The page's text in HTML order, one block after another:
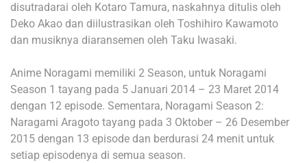
disutradarai oleh Kotaro Tamura, naskahnya ditulis oleh
Deko Akao dan diilustrasikan oleh Toshihiro Kawamoto
dan musiknya diaransemen oleh Taku Iwasaki.
Anime Noragami memiliki 2 Season, untuk Noragami
Season 1 tayang pada 5 Januari 2014 – 23 Maret 2014
dengan 12 episode. Sementara, Noragami Season 2:
Naragami Aragoto tayang pada 3 Oktober – 26 Desember
2015 dengan 13 episode dan berdurasi 24 menit untuk
setiap episodenya di semua season.